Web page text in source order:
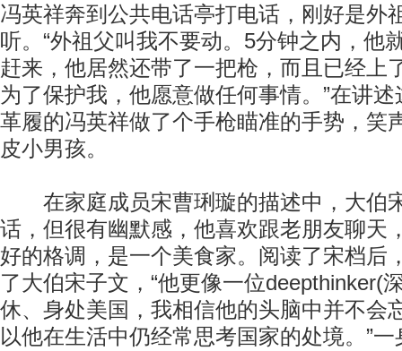
冯英祥奔到公共电话亭打电话，刚好是外
听。“外祖父叫我不要动。5分钟之内，他
赶来，他居然还带了一把枪，而且已经上
为了保护我，他愿意做任何事情。”在讲
革履的冯英祥做了个手枪瞄准的手势，笑
皮小男孩。
在家庭成员宋曹琍璇的描述中，大伯
话，但很有幽默感，他喜欢跟老朋友聊天
好的格调，是一个美食家。阅读了宋档后
了大伯宋子文，“他更像一位deepthinker(
休、身处美国，我相信他的头脑中并不会
以他在生活中仍经常思考国家的处境。”